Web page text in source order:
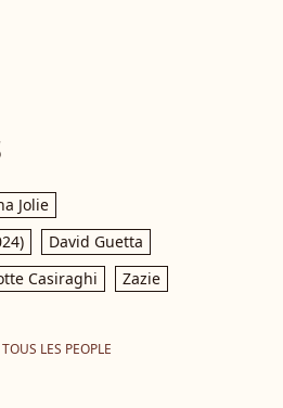
Jolie
David Guetta
Casiraghi
Zazie
LES PEOPLE